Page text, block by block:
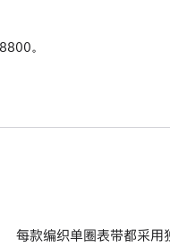
。
每款编织单圈表带都采用